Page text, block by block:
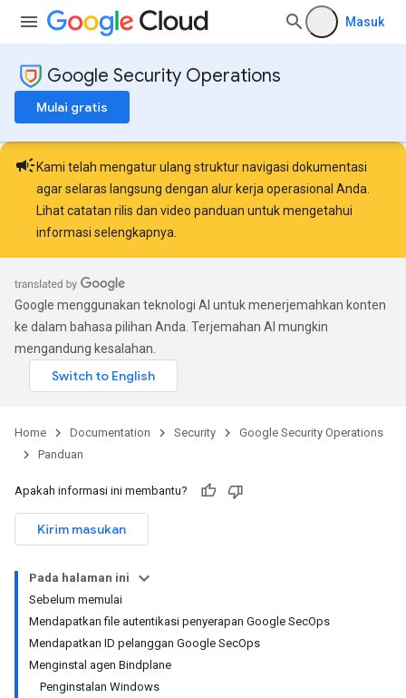
Masuk
Google Security Operations
Mulai gratis
campaign Kami telah mengatur ulang struktur navigasi dokumentasi
agar selaras langsung dengan alur kerja operasional Anda.
Lihatcatatan rilis dan video panduan untuk mengetahui
informasi selengkapnya.
Google menggunakan teknologi AI untuk menerjemahkan konten
ke dalam bahasa pilihan Anda. Terjemahan AI mungkin
mengandung kesalahan.
Home Documentation Security
Google Security Operations
Panduan
Apakah informasi ini membantu?
Kirim masukan
Pada halaman ini
Sebelum memulai
Mendapatkan file autentikasi penyerapan Google SecOps
Mendapatkan ID pelanggan Google SecOps
Menginstal agen Bindplane
Penginstalan Windows